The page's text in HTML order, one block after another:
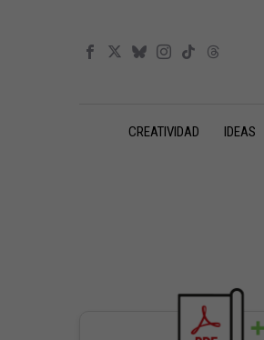
CREATIVIDAD IDEAS